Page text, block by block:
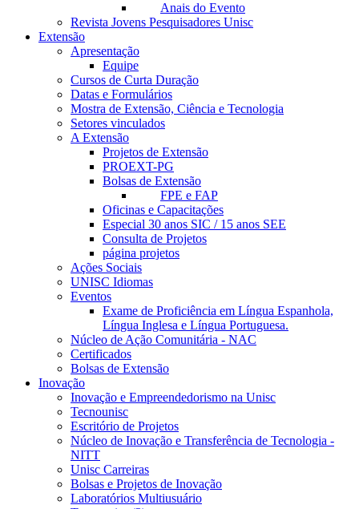
Anais do Evento
Revista Jovens Pesquisadores Unisc
Extensão
Apresentação
Equipe
Cursos de Curta Duração
Datas e Formulários
Mostra de Extensão, Ciência e Tecnologia
Setores vinculados
A Extensão
Projetos de Extensão
PROEXT-PG
Bolsas de Extensão
FPE e FAP
Oficinas e Capacitações
Especial 30 anos SIC / 15 anos SEE
Consulta de Projetos
página projetos
Ações Sociais
UNISC Idiomas
Eventos
Exame de Proficiência em Língua Espanhola,
Língua Inglesa e Língua Portuguesa.
Núcleo de Ação Comunitária - NAC
Certificados
Bolsas de Extensão
Inovação
Inovação e Empreendedorismo na Unisc
Tecnounisc
Escritório de Projetos
Núcleo de Inovação e Transferência de Tecnologia -
NITT
Unisc Carreiras
Bolsas e Projetos de Inovação
Laboratórios Multiusuário